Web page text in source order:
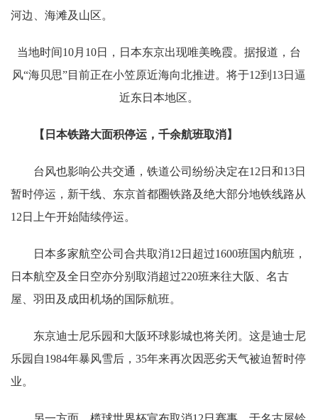
河边、海滩及山区。
当地时间10月10日，日本东京出现唯美晚霞。据报道，台
风“海贝思”目前正在小笠原近海向北推进。将于12到13日逼
近东日本地区。
【日本铁路大面积停运，千余航班取消】
台风也影响公共交通，铁道公司纷纷决定在12日和13日
暂时停运，新干线、东京首都圈铁路及绝大部分地铁线路从
12日上午开始陆续停运。
日本多家航空公司合共取消12日超过1600班国内航班，
日本航空及全日空亦分别取消超过220班来往大阪、名古
屋、羽田及成田机场的国际航班。
东京迪士尼乐园和大阪环球影城也将关闭。这是迪士尼
乐园自1984年暴风雪后，35年来再次因恶劣天气被迫暂时停
业。